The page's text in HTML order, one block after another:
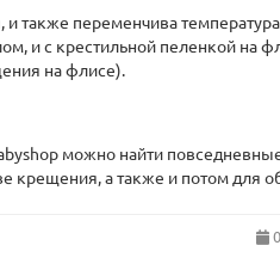
также переменчива
и с крестильной пеленкой на
на флисе).
можно найти
крещения, а также и потом для